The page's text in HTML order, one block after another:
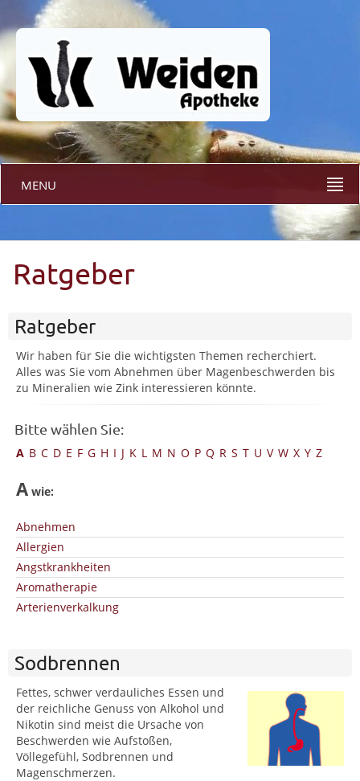
MENU
Ratgeber
Ratgeber
Wir haben für Sie die wichtigsten Themen recherchiert.
Alles was Sie vom Abnehmen über Magenbeschwerden bis
zu Mineralien wie Zink interessieren könnte.
Bitte wählen Sie:
A B C D E F G H I J K L M N O P Q R S T U V W X Y Z
A wie:
Abnehmen
Allergien
Angstkrankheiten
Aromatherapie
Arterienverkalkung
Sodbrennen
Fettes, schwer verdauliches Essen und
der reichliche Genuss von Alkohol und
Nikotin sind meist die Ursache von
Beschwerden wie Aufstoßen,
Völlegefühl, Sodbrennen und
Magenschmerzen.